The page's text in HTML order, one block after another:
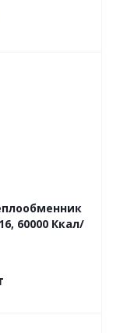
60000 Ккал/